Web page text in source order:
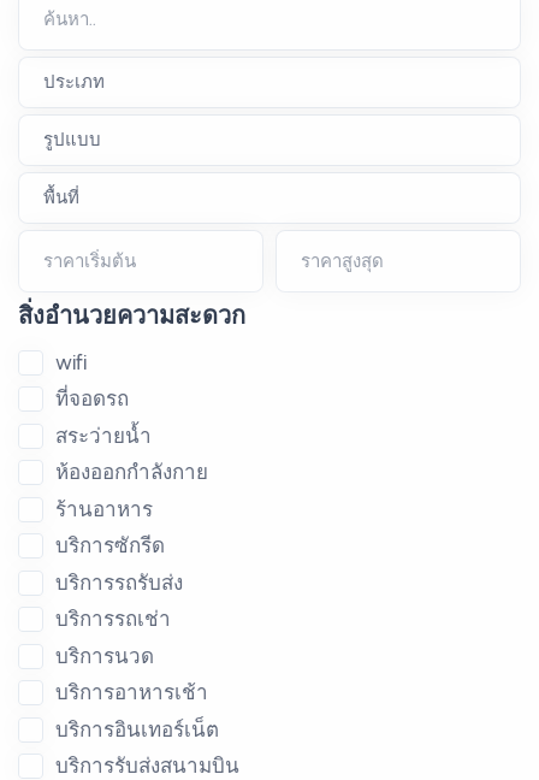
ค้นหา..
ราคาเริ่มต้น ราคาสูงสุด
สิ่งอำนวยความสะดวก
wifi
ที่จอดรถ
สระว่ายน้ำ
ห้องออกกำลังกาย
ร้านอาหาร
บริการซักรีด
บริการรถรับส่ง
บริการรถเช่า
บริการนวด
บริการอาหารเช้า
บริการอินเทอร์เน็ต
บริการรับส่งสนามบิน